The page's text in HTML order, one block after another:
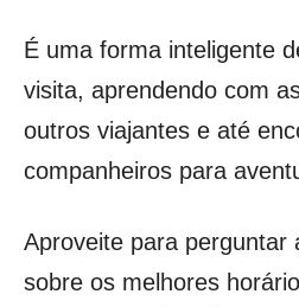
É uma forma inteligente
visita, aprendendo com
outros viajantes e até
companheiros para
Aproveite para perguntar
sobre os melhores